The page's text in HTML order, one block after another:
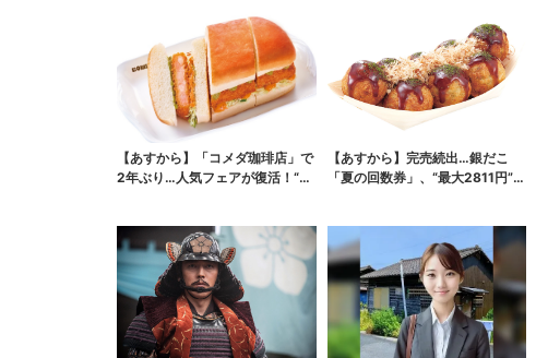
【あすから】「コメダ珈琲店」で
2年ぶり…人気フェアが復活！“ハ
【あすから】完売続出…銀だこ
「夏の回数券」、“最大2811円”お